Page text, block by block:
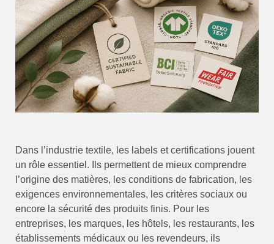
Dans l’industrie textile, les labels et certifications jouent
un rôle essentiel. Ils permettent de mieux comprendre
l’origine des matières, les conditions de fabrication, les
exigences environnementales, les critères sociaux ou
encore la sécurité des produits finis. Pour les
entreprises, les marques, les hôtels, les restaurants, les
établissements médicaux ou les revendeurs, ils